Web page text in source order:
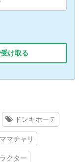
け取る
ドンキホーテ
ママチャリ
クター